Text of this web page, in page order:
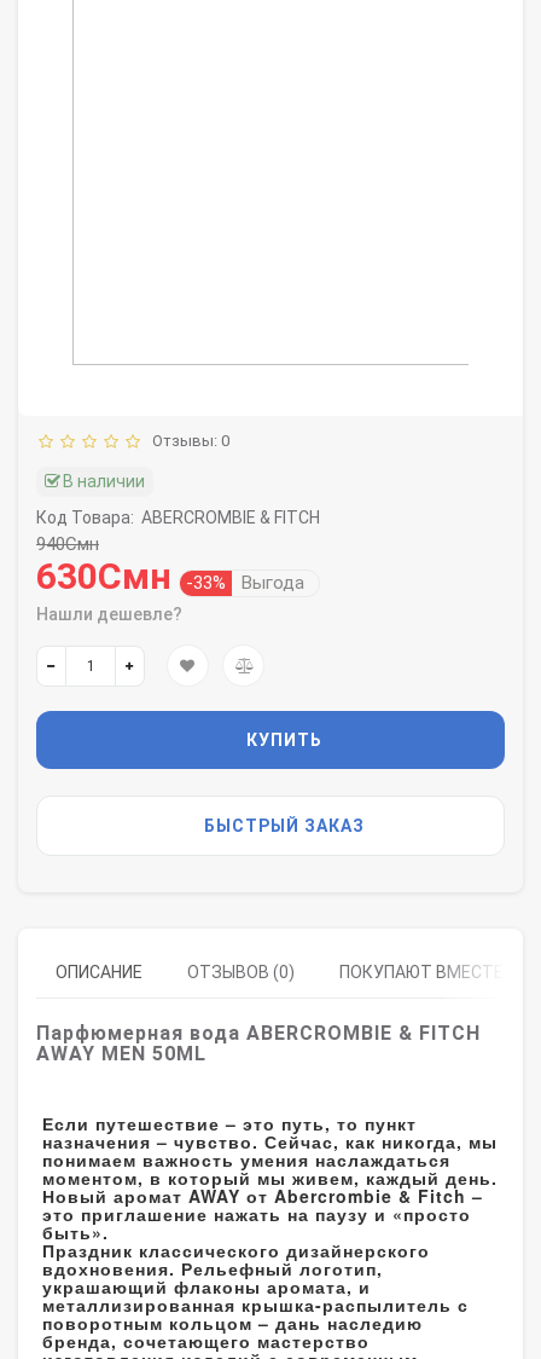
Отзывы: 0
В наличии
Код Товара: ABERCROMBIE & FITCH
940Смн
630Смн -33% Выгода
Нашли дешевле?
КУПИТЬ
БЫСТРЫЙ ЗАКАЗ
ОПИСАНИЕ ОТЗЫВОВ (0) ПОКУПАЮТ ВМЕСТЕ
Парфюмерная вода ABERCROMBIE & FITCH
AWAY MEN 50ML
Если путешествие – это путь, то пункт
назначения – чувство. Сейчас, как никогда, мы
понимаем важность умения наслаждаться
моментом, в который мы живем, каждый день.
Новый аромат AWAY от Abercrombie & Fitch –
это приглашение нажать на паузу и «просто
быть».
Праздник классического дизайнерского
вдохновения. Рельефный логотип,
украшающий флаконы аромата, и
металлизированная крышка-распылитель с
поворотным кольцом – дань наследию
бренда, сочетающего мастерство